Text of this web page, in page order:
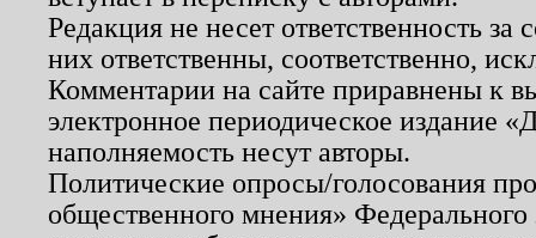
Редакция не несет ответственность
них ответственны, соответственно,
Комментарии на сайте приравнены к
электронное периодическое издание
наполняемость несут авторы.
Политические опросы/голосования
общественного мнения»